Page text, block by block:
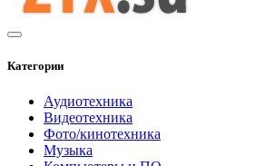
Категории
Аудиотехника
Видеотехника
Фото/кинотехника
Музыка